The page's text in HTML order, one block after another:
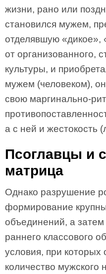
жизни, рано или
становился мужем,
отделявшую «дикое»,
от организованного,
культуры, и
мужем (человеком),
свою маргинально-
а с ней и жестокость
Псоглавцы и
матрица
Однако разрушение
формирование
объединений, а
раннего классового
условия, при которых
количество мужского